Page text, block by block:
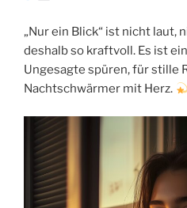
„Nur ein Blick“ ist nicht laut,
deshalb so kraftvoll. Es ist
Ungesagte spüren, für stille
Nachtschwärmer mit Herz.